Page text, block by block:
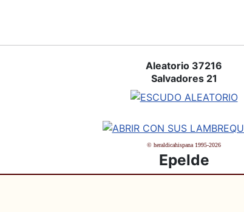
Aleatorio 37216
Salvadores 21
© heraldicahispana 1995-2026
Epelde